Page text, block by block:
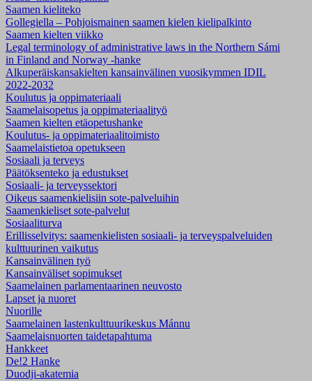
Saamen kieliteko
Gollegiella – Pohjoismainen saamen kielen kielipalkinto
Saamen kielten viikko
Legal terminology of administrative laws in the Northern Sámi
in Finland and Norway -hanke
Alkuperäiskansakielten kansainvälinen vuosikymmen IDIL
2022-2032
Koulutus ja oppimateriaali
Saamelaisopetus ja oppimateriaalityö
Saamen kielten etäopetushanke
Koulutus- ja oppimateriaalitoimisto
Saamelaistietoa opetukseen
Sosiaali ja terveys
Päätöksenteko ja edustukset
Sosiaali- ja terveyssektori
Oikeus saamenkielisiin sote-palveluihin
Saamenkieliset sote-palvelut
Sosiaaliturva
Erillisselvitys: saamenkielisten sosiaali- ja terveyspalveluiden
kulttuurinen vaikutus
Kansainvälinen työ
Kansainväliset sopimukset
Saamelainen parlamentaarinen neuvosto
Lapset ja nuoret
Nuorille
Saamelainen lastenkulttuurikeskus Mánnu
Saamelaisnuorten taidetapahtuma
Hankkeet
De!2 Hanke
Duodji-akatemia